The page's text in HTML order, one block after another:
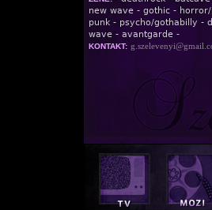
new wave - gothic -
punk - psycho/gothabilly -
wave - avantgarde -
KONTAKT: